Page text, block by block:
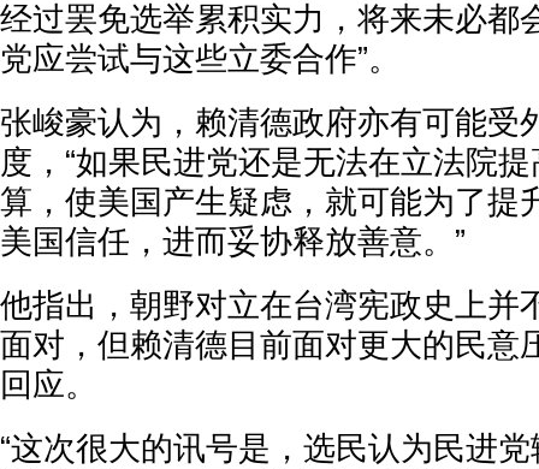
经过罢免选举累积实力，将来未必都
党应尝试与这些立委合作”。
张峻豪认为，赖清德政府亦有可能受
度，“如果民进党还是无法在立法院
算，使美国产生疑虑，就可能为了提
美国信任，进而妥协释放善意。”
他指出，朝野对立在台湾宪政史上并
面对，但赖清德目前面对更大的民意
回应。
“这次很大的讯号是，选民认为民进